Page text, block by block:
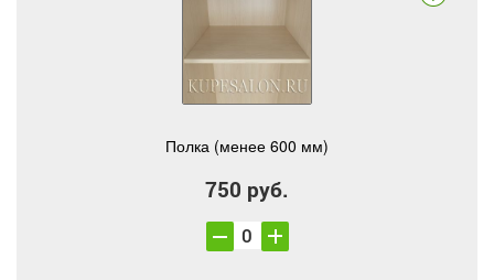
Полка (менее 600 мм)
750 руб.